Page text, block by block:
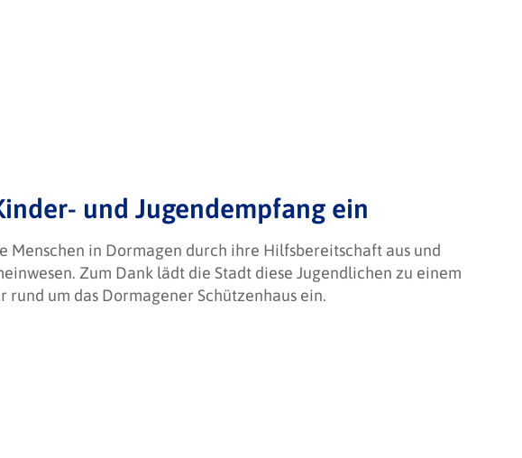
und Jugendempfang ein
Menschen in Dormagen durch ihre Hilfsbereitschaft aus und
Zum Dank lädt die Stadt diese Jugendlichen zu einem
rund um das Dormagener Schützenhaus ein.